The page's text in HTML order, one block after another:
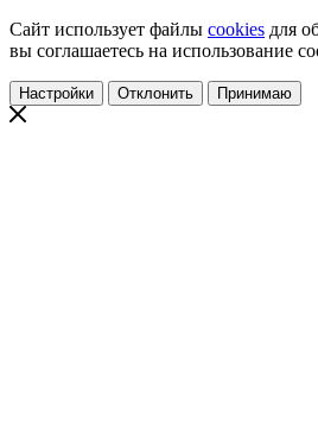
Сайт использует файлы cookies для
вы соглашаетесь на использование
Настройки Отклонить Принимаю